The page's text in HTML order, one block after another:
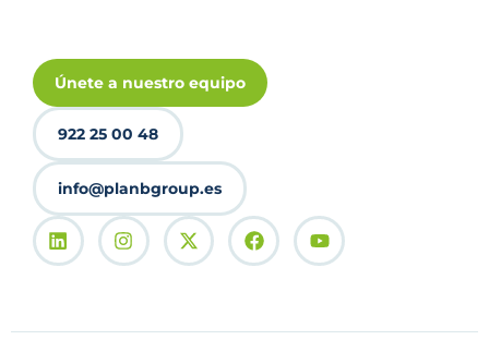
Únete a nuestro equipo
922 25 00 48
info@planbgroup.es